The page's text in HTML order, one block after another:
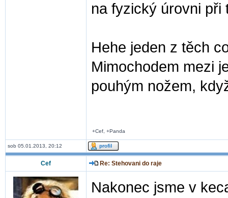
na fyzický úrovni při
Hehe jeden z těch
Mimochodem mezi
pouhým nožem,
+Cef, +Panda
sob 05.01.2013, 20:12
Cef Re: Stehovani do raje
Nakonec jsme v